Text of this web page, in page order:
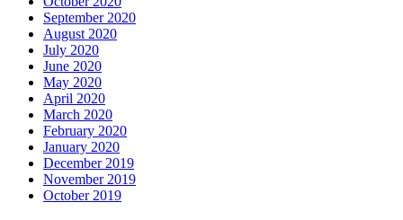
September 2020
August 2020
July 2020
June 2020
May 2020
April 2020
March 2020
February 2020
January 2020
December 2019
November 2019
October 2019